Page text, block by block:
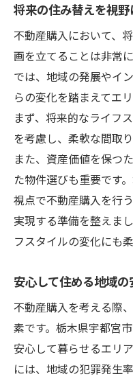
将来の住み替えを視
不動産購入において、
画を立てることは非常
では、地域の発展やイ
らの変化を踏まえてエ
まず、将来的なライフ
を考慮し、柔軟な間取
また、資産価値を保つ
た物件選びも重要です
視点で不動産購入を行
実現する準備を整えま
フスタイルの変化にも
安心して住める地域
不動産購入を考える際
素です。栃木県宇都宮
安心して暮らせるエリ
には、地域の犯罪発生